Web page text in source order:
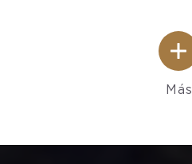
Más